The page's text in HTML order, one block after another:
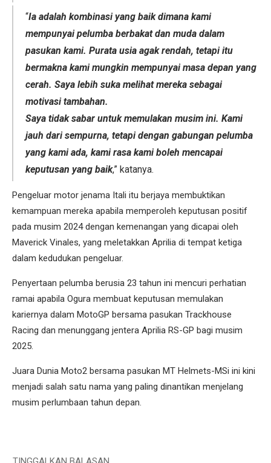
“Ia adalah kombinasi yang baik dimana kami
mempunyai pelumba berbakat dan muda dalam
pasukan kami. Purata usia agak rendah, tetapi itu
bermakna kami mungkin mempunyai masa depan yang
cerah. Saya lebih suka melihat mereka sebagai
motivasi tambahan.
Saya tidak sabar untuk memulakan musim ini. Kami
jauh dari sempurna, tetapi dengan gabungan pelumba
yang kami ada, kami rasa kami boleh mencapai
keputusan yang baik,” katanya.
Pengeluar motor jenama Itali itu berjaya membuktikan
kemampuan mereka apabila memperoleh keputusan positif
pada musim 2024 dengan kemenangan yang dicapai oleh
Maverick Vinales, yang meletakkan Aprilia di tempat ketiga
dalam kedudukan pengeluar.
Penyertaan pelumba berusia 23 tahun ini mencuri perhatian
ramai apabila Ogura membuat keputusan memulakan
kariernya dalam MotoGP bersama pasukan Trackhouse
Racing dan menunggang jentera Aprilia RS-GP bagi musim
2025.
Juara Dunia Moto2 bersama pasukan MT Helmets-MSi ini kini
menjadi salah satu nama yang paling dinantikan menjelang
musim perlumbaan tahun depan.